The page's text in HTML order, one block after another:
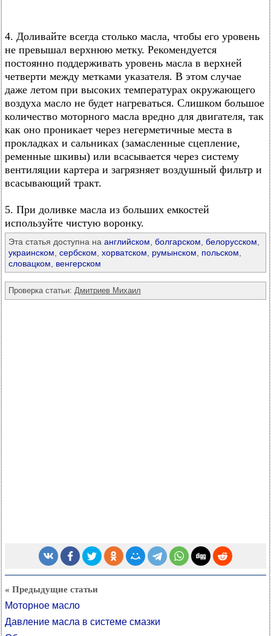
4. Доливайте всегда столько масла, чтобы его уровень
не превышал верхнюю метку. Рекомендуется
постоянно поддерживать уровень масла в верхней
четверти между метками указателя. В этом случае
даже летом при высоких температурах окружающего
воздуха масло не будет нагреваться. Слишком большое
количество моторного масла вредно для двигателя, так
как оно проникает через негерметичные места в
прокладках и сальниках (замасленные сцепление,
ременные шкивы) или всасывается через систему
вентиляции картера и загрязняет воздушный фильтр и
всасывающий тракт.
5. При доливке масла из больших емкостей
используйте чистую воронку.
Эта статья доступна на английском болгарском белорусском
украинском сербском хорватском румынском польском
словацком
венгерском
Проверка статьи: Дмитриев Михаил
« Предыдущие статьи
Моторное масло
Давление масла в системе смазки